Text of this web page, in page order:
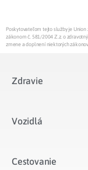
Poskytovateľom tejto služby je Union
zákonom č. 581/2004 Z.z. o
zmene a doplnení niektorých
Zdravie
Vozidlá​
Cestovanie